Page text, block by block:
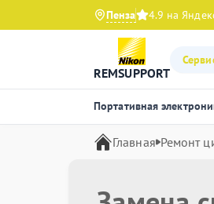
Пенза 4.9 на
REMSUPPORT
Портативная
Главная Ремонт